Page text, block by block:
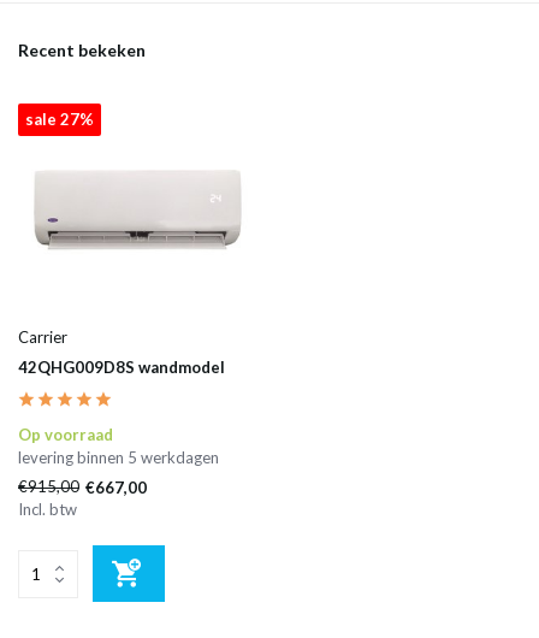
Recent bekeken
sale 27%
Carrier
42QHG009D8S wandmodel
Op voorraad
levering binnen 5 werkdagen
€915,00 €667,00
Incl. btw